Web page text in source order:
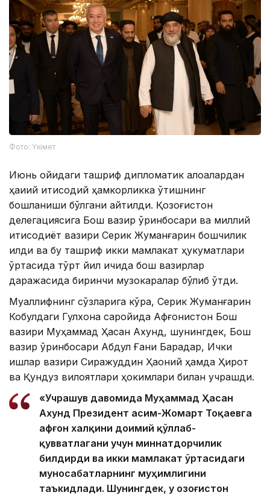
Фото: Үкімет
Июнь ойидаги ташриф дипломатик алоқалардан
ҳақиқий иқтисодий ҳамкорликка ўтишнинг
бошланиши бўлгани айтилди. Қозоғистон
делегациясига Бош вазир ўринбосари ва миллий
иқтисодиёт вазири Серик Жуманғарин бошчилик
қилди ва бу ташриф икки мамлакат ҳукуматлари
ўртасида тўрт йил ичида бош вазирлар
даражасида биринчи музокаралар бўлиб ўтди.
Муаллифнинг сўзларига кўра, Серик Жуманғарин
Кобулдаги Гулхона саройида Афғонистон Бош
вазири Муҳаммад Ҳасан Ахунд, шунингдек, Бош
вазир ўринбосари Абдул Ғани Барадар, Ички
ишлар вазири Сиражуддин Ҳаққоний ҳамда Ҳирот
ва Қундуз вилоятлари ҳокимлари билан учрашди.
«Учрашув давомида Муҳаммад Ҳасан
Ахунд Президент Қасим-Жомарт Тоқаевга
афғон халқини доимий қўллаб-
қувватлагани учун миннатдорчилик
билдирди ва икки мамлакат ўртасидаги
муносабатларнинг муҳимлигини
таъкидлади. Шунингдек, у Қозоғистон